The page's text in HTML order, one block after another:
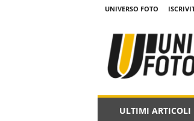
UNIVERSO FOTO
ULTIMI ARTICOLI